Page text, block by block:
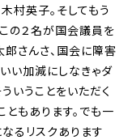
村英子。そしてもう
の２名が国会議員を
さんさ、国会に障害
い加減にしなきゃダ
いうことをいただく
ともあります。でも一
るリスクあります